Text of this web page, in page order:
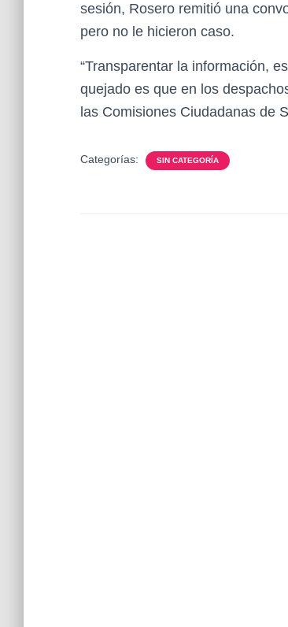
sesión, Rosero remitió una
pero no le hicieron caso.
“Transparentar la información,
quejado es que en los
las Comisiones Ciudadanas de
Categorías: SIN CATEGORÍA